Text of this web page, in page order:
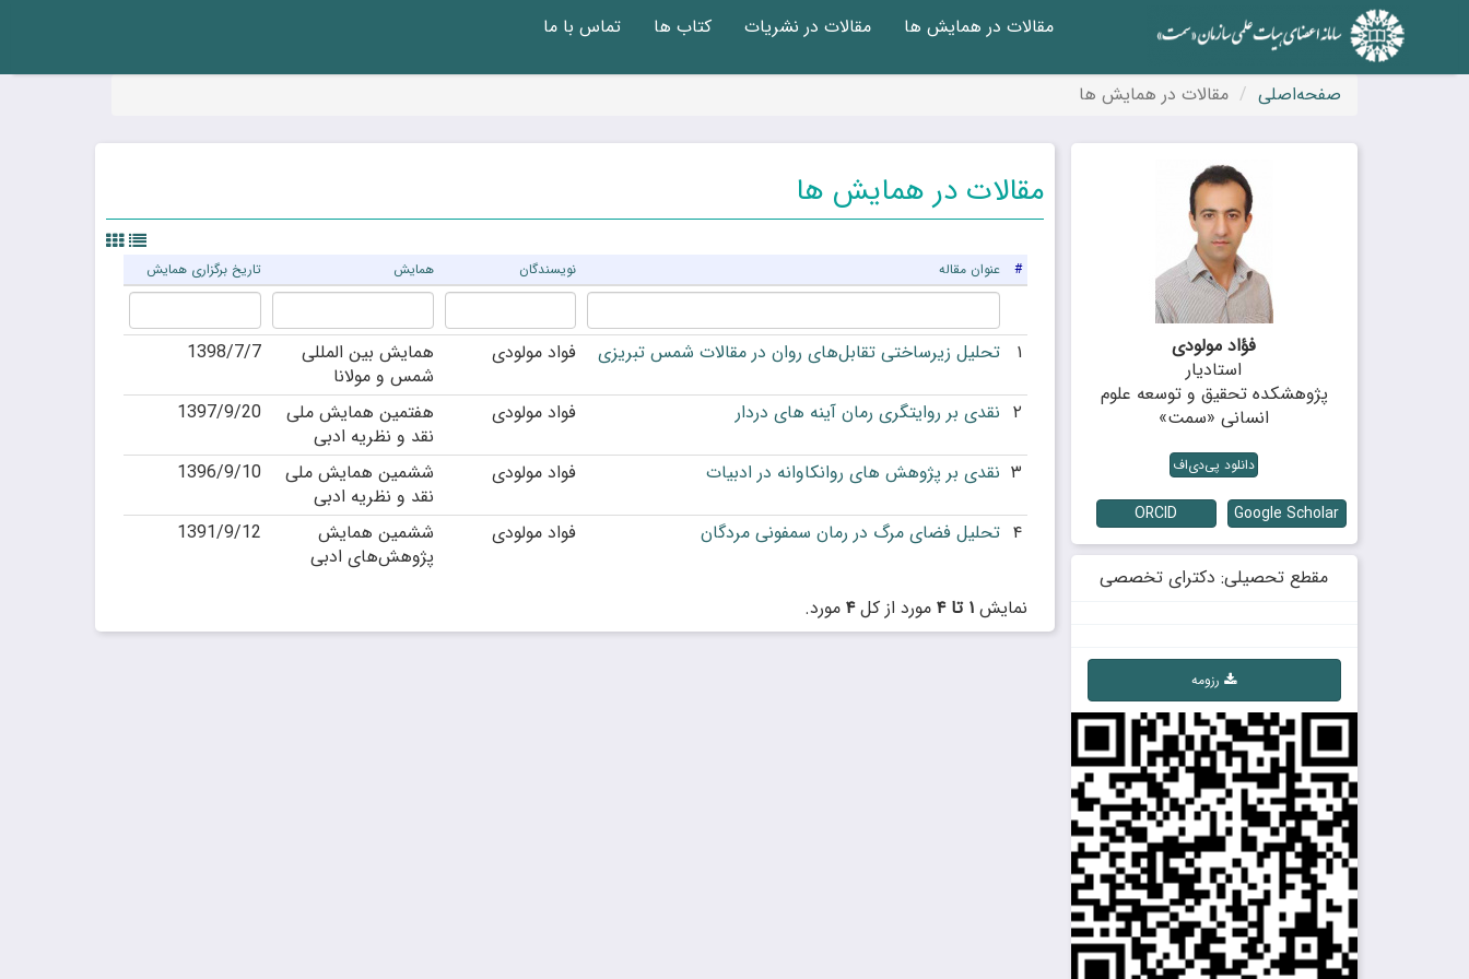
مقالات در همایش ها مقالات در نشریات کتاب ها تماس با ما
صفحه‌اصلی مقالات در همایش ها
فؤاد مولودی
استادیار
پژوهشکده تحقیق و توسعه علوم
انسانی «سمت»
دانلود پی‌دی‌اف
Google Scholar
ORCID
مقطع تحصیلی: دکترای تخصصی
رزومه
مقالات در همایش ها
# عنوان مقاله نویسندگان همایش تاریخ برگزاری همایش
۱ تحلیل زیرساختی تقابل‌های روان در مقالات شمس تبریزی فواد مولودی
همایش بین المللی
شمس و مولانا
1398/7/7
۲ نقدی بر روایتگری رمان آینه های دردار فواد مولودی
هفتمین همایش ملی
نقد و نظریه ادبی
1397/9/20
۳ نقدی بر پژوهش های روانکاوانه در ادبیات فواد مولودی
ششمین همایش ملی
نقد و نظریه ادبی
1396/9/10
۴ تحلیل ﻓﻀﺎی ﻣﺮگ ﺩﺭ ﺭﻣﺎﻥ ﺳﻤﻔﻮﻧﯽ ﻣﺮﺩﮔﺎﻥ فواد مولودی
ﺷﺸﻤﻴﻦ ﻫﻤﺎﯾﺶ
ﭘﮋﻭﻫﺶﻫﺎی ادبی
1391/9/12
نمایش۱ تا ۴ مورد از کل۴ مورد.